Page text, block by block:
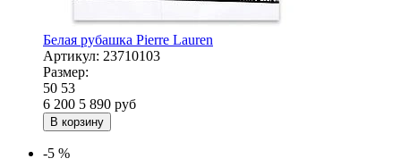
Белая рубашка Pierre Lauren
Артикул: 23710103
Размер:
50 53
6 200 5 890 руб
В корзину
-5 %